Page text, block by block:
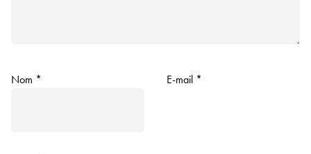
Nom * E-mail *